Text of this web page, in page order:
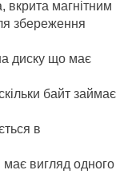
вкрита магнітним
збереження
диску що має
байт займає
в
має вигляд одного